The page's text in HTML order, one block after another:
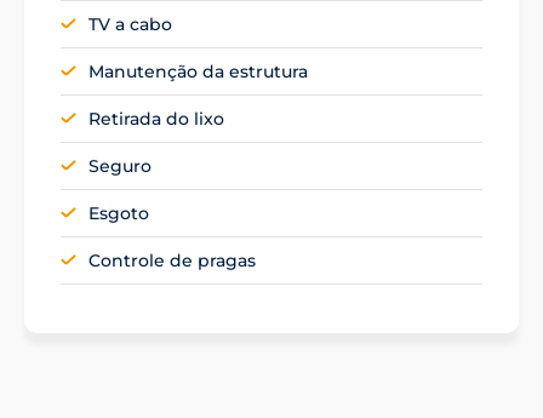
TV a cabo
Manutenção da estrutura
Retirada do lixo
Seguro
Esgoto
Controle de pragas